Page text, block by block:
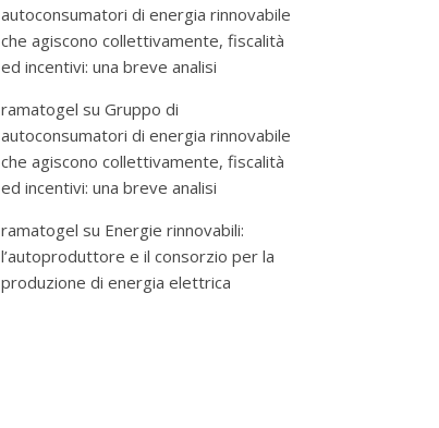
autoconsumatori di energia rinnovabile
che agiscono collettivamente, fiscalità
ed incentivi: una breve analisi
ramatogel su Gruppo di
autoconsumatori di energia rinnovabile
che agiscono collettivamente, fiscalità
ed incentivi: una breve analisi
ramatogel su Energie rinnovabili:
l’autoproduttore e il consorzio per la
produzione di energia elettrica